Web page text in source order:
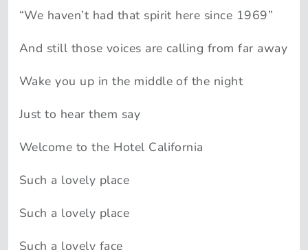
“We haven’t had that spirit here since 1969”
And still those voices are calling from far away
Wake you up in the middle of the night
Just to hear them say
Welcome to the Hotel California
Such a lovely place
Such a lovely place
Such a lovely face